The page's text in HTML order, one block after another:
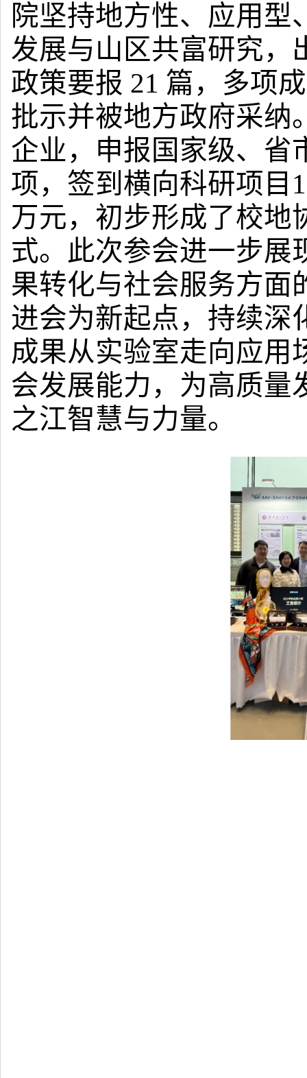
院坚持地方性、应用
发展与山区共富研究，
政策要报 21 篇，多项
批示并被地方政府采纳
企业，申报国家级、省
项，签到横向科研项目
万元，初步形成了校地
式。此次参会进一步展
果转化与社会服务方面
进会为新起点，持续深
成果从实验室走向应用
会发展能力，为高质量
之江智慧与力量。